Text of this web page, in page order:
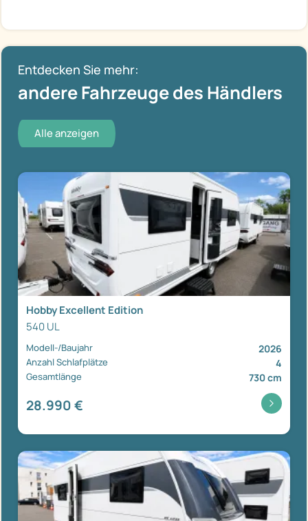
Entdecken Sie mehr:
andere Fahrzeuge des Händlers
Alle anzeigen
Hobby Excellent Edition
540 UL
Modell-/Baujahr 2026
Anzahl Schlafplätze 4
Gesamtlänge 730 cm
28.990 €